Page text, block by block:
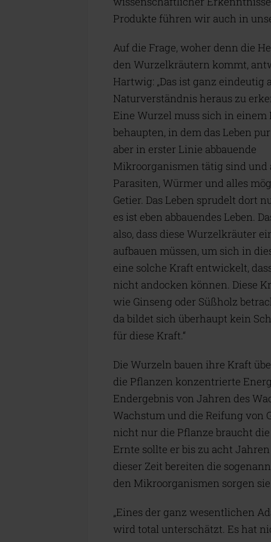
Produkte führen wir auch in
Auf die Frage, woher denn die
den Wurzelkräutern kommt,
Hartwig: „Das ist ganz eindeutig
Naturverständnis heraus zu
Eine Wurzel muss sich in einem
behaupten, in dem das Leben
aber in erster Linie abbauende
Mikroorganismen tätig sind und
Parasiten, Würmer und alles
Getier. Das Leben sprudelt dort
es ist eben abbauendes Leben.
also, dass diese Wurzelkräuter
aufbauen müssen, um sich in
eine solche Kraft entwickelt,
nicht andocken können. Diese
wie Ginseng oder Süßholz
da bildet sich überhaupt kein
für diese Kraft.“
Die Wurzeln bauen ihre Kraft
die Pflanzen konzentrierte
Endergebnis von Jahren des
Wachstum und die Reifung von
nicht nur die Pflanze braucht
Ernte sollte er bis zu acht
dieser Zeit bereiten die
den Mikroorganismen sorgen
„Eines der ganz wesentlichen
wird total unterschätzt. Es hat